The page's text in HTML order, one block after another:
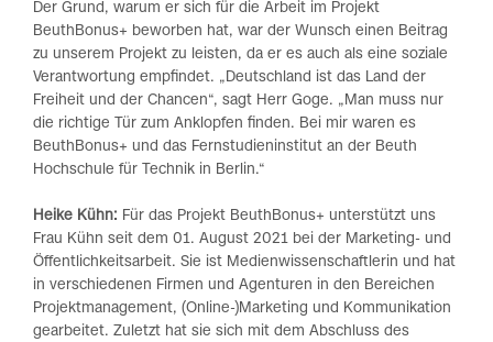
Der Grund, warum er sich für die Arbeit im Projekt
BeuthBonus+ beworben hat, war der Wunsch einen Beitrag
zu unserem Projekt zu leisten, da er es auch als eine soziale
Verantwortung empfindet. „Deutschland ist das Land der
Freiheit und der Chancen“, sagt Herr Goge. „Man muss nur
die richtige Tür zum Anklopfen finden. Bei mir waren es
BeuthBonus+ und das Fernstudieninstitut an der Beuth
Hochschule für Technik in Berlin.“
Heike Kühn: Für das Projekt BeuthBonus+ unterstützt uns
Frau Kühn seit dem 01. August 2021 bei der Marketing- und
Öffentlichkeitsarbeit. Sie ist Medienwissenschaftlerin und hat
in verschiedenen Firmen und Agenturen in den Bereichen
Projektmanagement, (Online-)Marketing und Kommunikation
gearbeitet. Zuletzt hat sie sich mit dem Abschluss des